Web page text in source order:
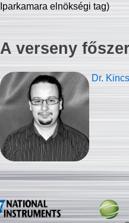
Iparkamara elnökségi tag)
A verseny
Dr.